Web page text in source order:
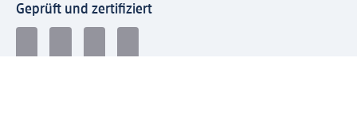
Geprüft und zertifiziert